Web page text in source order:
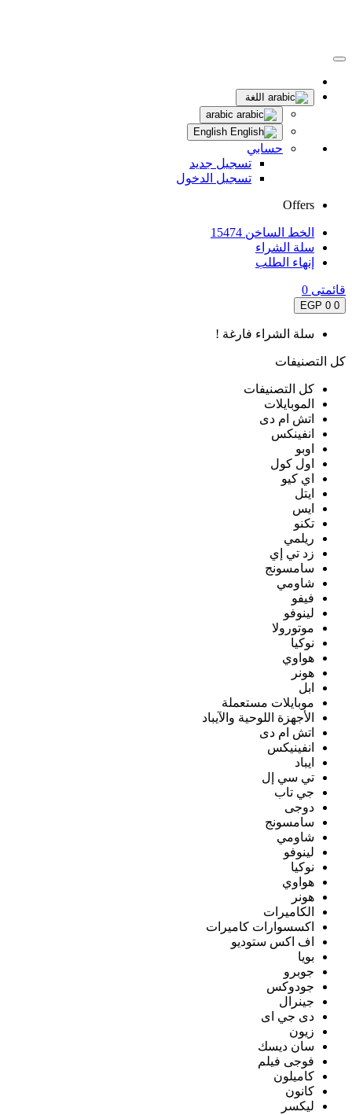
اللغة
حسابي
تسجيل جديد
تسجيل الدخول
Offers
الخط الساخن 15474
سلة الشراء
إنهاء الطلب
قائمتى 0
0
0 EGP
سلة الشراء فارغة !
كل التصنيفات
كل التصنيفات
الموبايلات
اتش ام دى
انفينكس
اوبو
اول كول
اي كيو
ايتل
ايس
تكنو
ريلمي
زد تي إي
سامسونج
شاومي
فيفو
لينوفو
موتورولا
نوكيا
هواوي
هونر
ابل
موبايلات مستعملة
الأجهزة اللوحية والآيباد
اتش ام دى
انفينيكس
ايباد
تي سي إل
جي تاب
دوجى
سامسونج
شاومي
لينوفو
نوكيا
هواوي
هونر
الكاميرات
اكسسوارات كاميرات
اف اكس ستوديو
بويا
جوبرو
جودوكس
جينرال
دى جي اى
زيون
سان ديسك
فوجى فيلم
كاميلون
كانون
ليكسر